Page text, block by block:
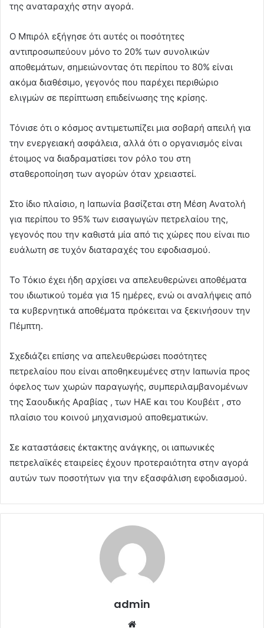
της αναταραχής στην αγορά.
Ο Μπιρόλ εξήγησε ότι αυτές οι ποσότητες
αντιπροσωπεύουν μόνο το 20% των συνολικών
αποθεμάτων, σημειώνοντας ότι περίπου το 80% είναι
ακόμα διαθέσιμο, γεγονός που παρέχει περιθώριο
ελιγμών σε περίπτωση επιδείνωσης της κρίσης.
Τόνισε ότι ο κόσμος αντιμετωπίζει μια σοβαρή απειλή για
την ενεργειακή ασφάλεια, αλλά ότι ο οργανισμός είναι
έτοιμος να διαδραματίσει τον ρόλο του στη
σταθεροποίηση των αγορών όταν χρειαστεί.
Στο ίδιο πλαίσιο, η Ιαπωνία βασίζεται στη Μέση Ανατολή
για περίπου το 95% των εισαγωγών πετρελαίου της,
γεγονός που την καθιστά μία από τις χώρες που είναι πιο
ευάλωτη σε τυχόν διαταραχές του εφοδιασμού.
Το Τόκιο έχει ήδη αρχίσει να απελευθερώνει αποθέματα
του ιδιωτικού τομέα για 15 ημέρες, ενώ οι αναλήψεις από
τα κυβερνητικά αποθέματα πρόκειται να ξεκινήσουν την
Πέμπτη.
Σχεδιάζει επίσης να απελευθερώσει ποσότητες
πετρελαίου που είναι αποθηκευμένες στην Ιαπωνία προς
όφελος των χωρών παραγωγής, συμπεριλαμβανομένων
της Σαουδικής Αραβίας , των ΗΑΕ και του Κουβέιτ , στο
πλαίσιο του κοινού μηχανισμού αποθεματικών.
Σε καταστάσεις έκτακτης ανάγκης, οι ιαπωνικές
πετρελαϊκές εταιρείες έχουν προτεραιότητα στην αγορά
αυτών των ποσοτήτων για την εξασφάλιση εφοδιασμού.
admin